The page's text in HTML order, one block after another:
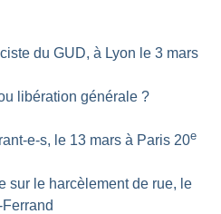
du GUD, à Lyon le 3 mars
libération générale ?
e-s, le 13 mars à Paris 20e
sur le harcèlement de rue, le